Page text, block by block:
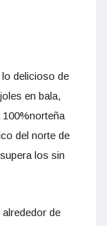
delicioso de
en bala,
del norte de
los sin
de